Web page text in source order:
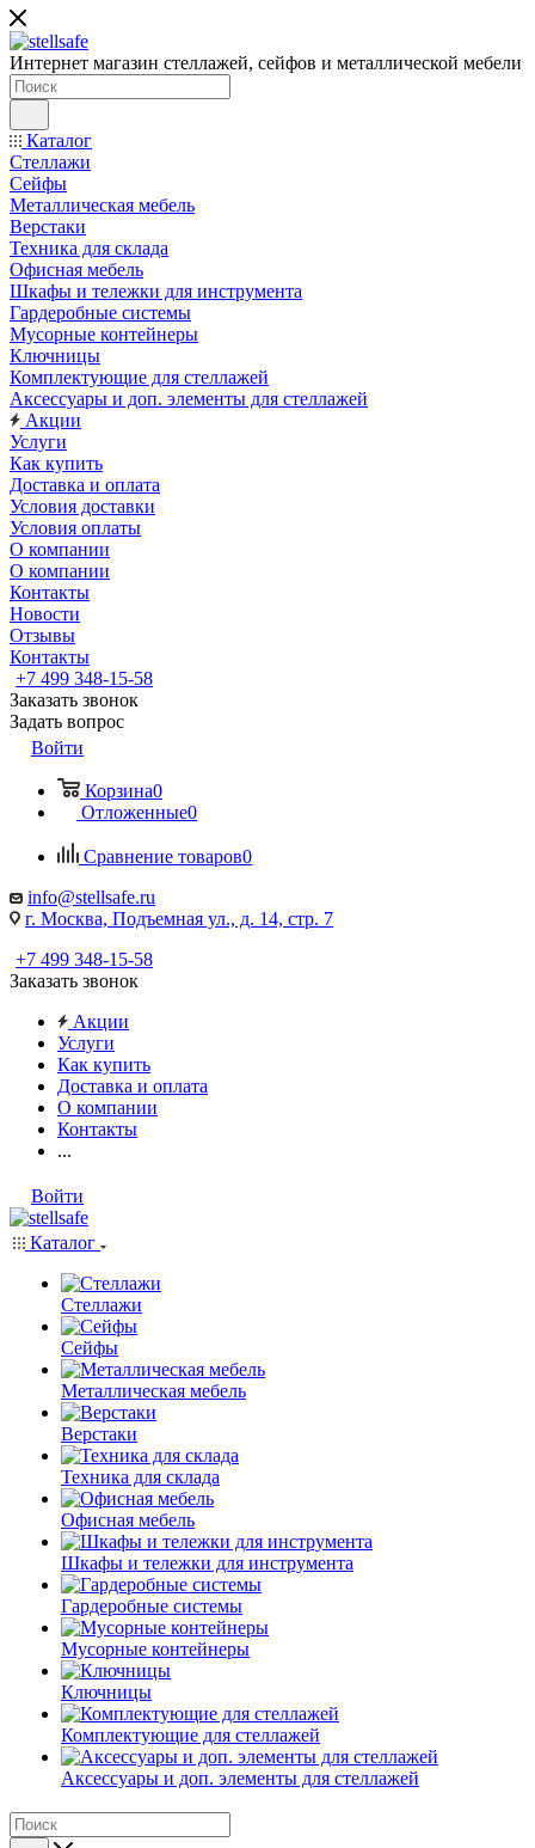
Интернет магазин стеллажей, сейфов и металлической мебели
Каталог
Стеллажи
Сейфы
Металлическая мебель
Верстаки
Техника для склада
Офисная мебель
Шкафы и тележки для инструмента
Гардеробные системы
Мусорные контейнеры
Ключницы
Комплектующие для стеллажей
Аксессуары и доп. элементы для стеллажей
Акции
Услуги
Как купить
Доставка и оплата
Условия доставки
Условия оплаты
О компании
О компании
Контакты
Новости
Отзывы
Контакты
+7 499 348-15-58
Заказать звонок
Задать вопрос
Войти
Корзина0
Отложенные0
Сравнение товаров0
info@stellsafe.ru
г. Москва, Подъемная ул., д. 14, стр. 7
+7 499 348-15-58
Заказать звонок
Акции
Услуги
Как купить
Доставка и оплата
О компании
Контакты
...
Войти
Каталог
Стеллажи
Сейфы
Металлическая мебель
Верстаки
Техника для склада
Офисная мебель
Шкафы и тележки для инструмента
Гардеробные системы
Мусорные контейнеры
Ключницы
Комплектующие для стеллажей
Аксессуары и доп. элементы для стеллажей